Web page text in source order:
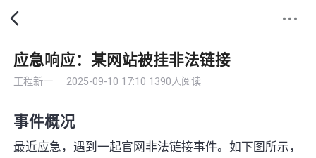
应急响应：某网站被挂非法链接
工程新一 2025-09-10 17:10 1390人阅读
事件概况
最近应急，遇到一起官网非法链接事件。如下图所示，